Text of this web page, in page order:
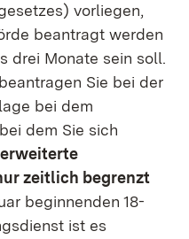
vorliegen,
beantragt werden
drei Monate sein soll.
Sie bei der
bei dem
dem Sie sich
erweiterte
zeitlich begrenzt
beginnenden 18-
ist es